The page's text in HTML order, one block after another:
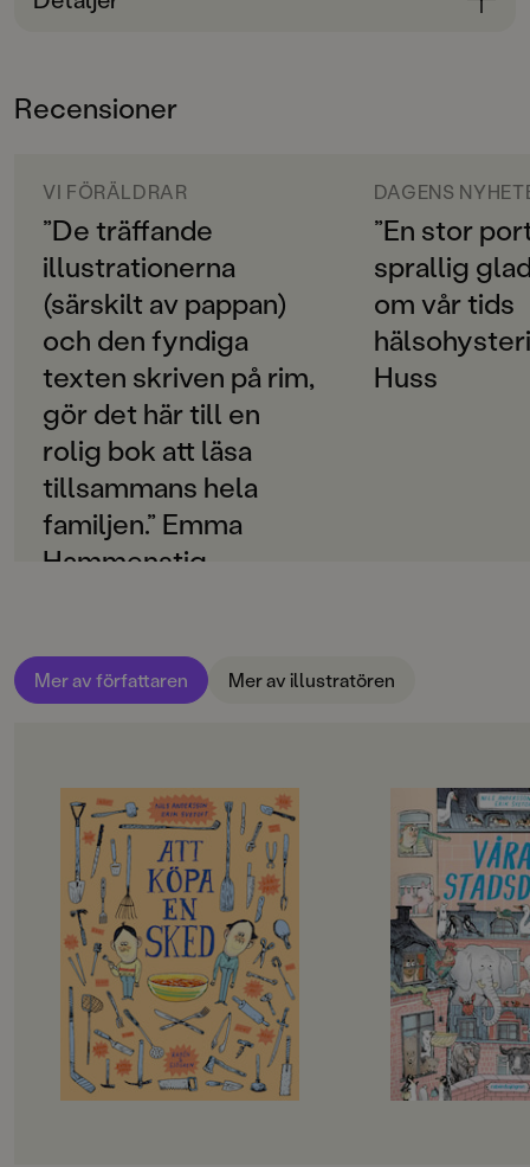
och inte jämt ska jogga, och träna som en tok.
Det kanske finns en lösning, som går att klura ut.
det kan jag kanske hindra med lurighet och list
En oemotståndlig bok om matglädje, humor och
kärlek.
3-6
Svenska
SPRÅK
Svenska
PUBLICERINGSDATUM
2022-06-07
INLÄSARE
Olof Wretling
Produktion
Produktdetaljer
ISBN
Inbunden,,
Recensioner
VI FÖRÄLDRAR
”De träffande
illustrationerna
(särskilt av pappan)
och den fyndiga
texten skriven på rim,
gör det här till en
rolig bok att läsa
tillsammans hela
familjen.” Emma
Hammenstig
DAGENS
”En stor
sprallig
om vår tids
Huss
Mer av författaren Mer av illustratören
OM BOKEN
"En bok full med härliga infall – en
utmanande tungvrickare som är
perfekt för högläsning.
Helhetsbetyg: 5/5." Dag Hedberg
Ibland är det enda man behöver en
bra sked att äta med, men så finns
det inte någonstans. Hur man än
letar och jagar hittar man inte
någon. I Att köpa en sked får vi
träffa två figurer som är hungriga
och saknar bestick. I jakten tar de
OM BOKEN
Våra stadsdjur är
bilderbok som
älgar fram över
tungvrickare som
högläsning!
Snigeln glider,
Seglar gör en
Och en taxi med en
åker också in till
I vår stad myllrar
gör de knäppaste,